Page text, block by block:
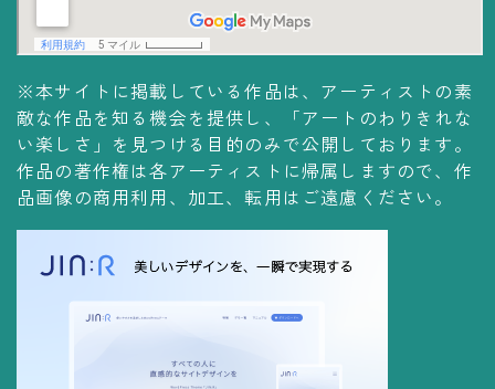
※本サイトに掲載している作品は、アーティストの素
敵な作品を知る機会を提供し、「アートのわりきれな
い楽しさ」を見つける目的のみで公開しております。
作品の著作権は各アーティストに帰属しますので、作
品画像の商用利用、加工、転用はご遠慮ください。